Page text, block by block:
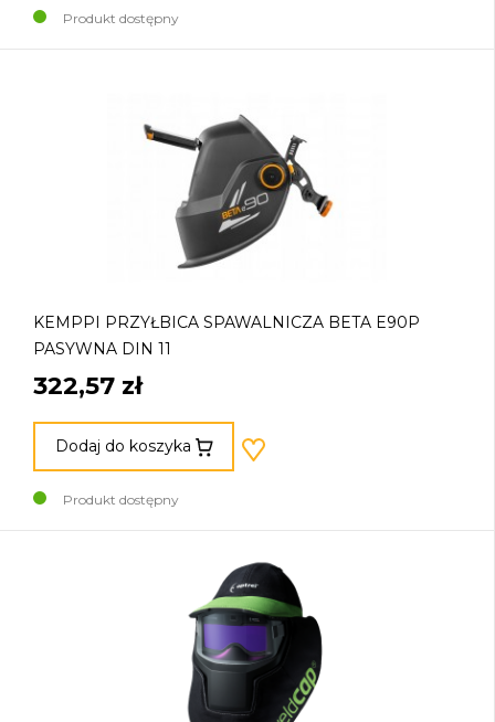
Produkt dostępny
KEMPPI PRZYŁBICA SPAWALNICZA BETA E90P
PASYWNA DIN 11
322,57 zł
Dodaj do koszyka
Produkt dostępny